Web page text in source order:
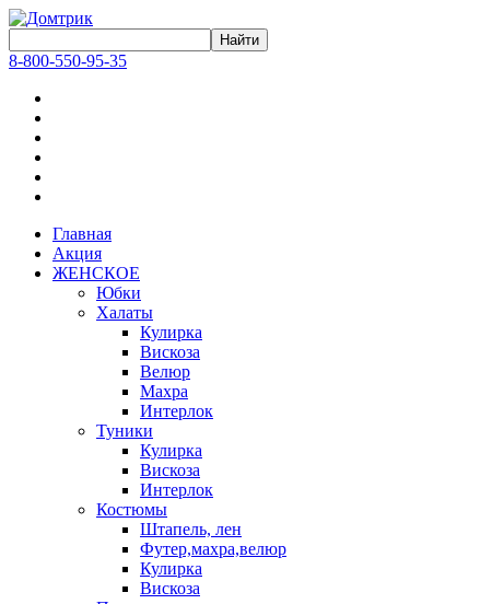
8-800-550-95-35
Главная
Акция
ЖЕНСКОЕ
Юбки
Халаты
Кулирка
Вискоза
Велюр
Махра
Интерлок
Туники
Кулирка
Вискоза
Интерлок
Костюмы
Штапель, лен
Футер,махра,велюр
Кулирка
Вискоза